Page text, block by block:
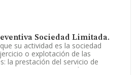
Sociedad Limitada.
su actividad es la sociedad
o explotación de las
la prestación del servicio de
y socorrismo en playas y